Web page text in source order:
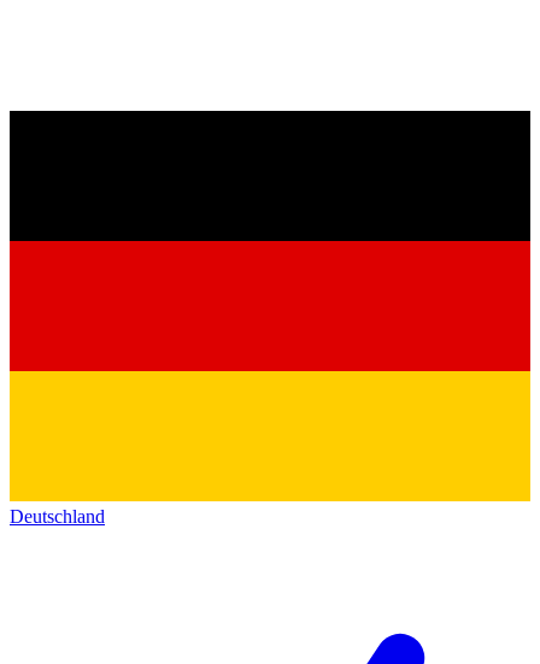
Deutschland